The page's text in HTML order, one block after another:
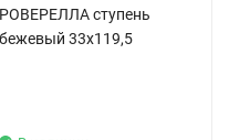
РОВЕРЕЛЛА ступень
бежевый 33x119,5